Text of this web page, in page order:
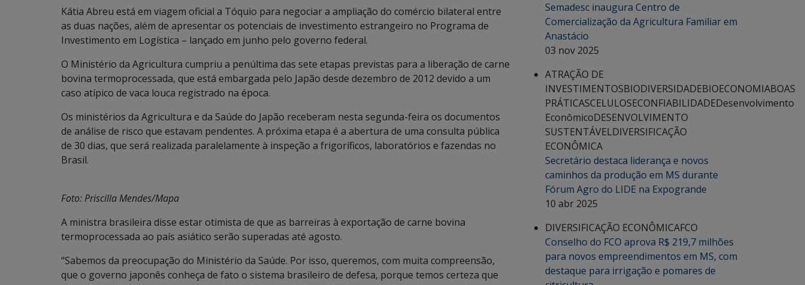
Kátia Abreu está em viagem oficial a Tóquio para negociar a ampliação do comércio bilateral entre
as duas nações, além de apresentar os potenciais de investimento estrangeiro no Programa de
Investimento em Logística – lançado em junho pelo governo federal.
O Ministério da Agricultura cumpriu a penúltima das sete etapas previstas para a liberação de carne
bovina termoprocessada, que está embargada pelo Japão desde dezembro de 2012 devido a um
caso atípico de vaca louca registrado na época.
Os ministérios da Agricultura e da Saúde do Japão receberam nesta segunda-feira os documentos
de análise de risco que estavam pendentes. A próxima etapa é a abertura de uma consulta pública
de 30 dias, que será realizada paralelamente à inspeção a frigoríficos, laboratórios e fazendas no
Brasil.
Foto: Priscilla Mendes/Mapa
A ministra brasileira disse estar otimista de que as barreiras à exportação de carne bovina
termoprocessada ao país asiático serão superadas até agosto.
“Sabemos da preocupação do Ministério da Saúde. Por isso, queremos, com muita compreensão,
que o governo japonês conheça de fato o sistema brasileiro de defesa, porque temos certeza que
Semadesc inaugura Centro de
Comercialização da Agricultura Familiar em
Anastácio
03 nov 2025
ATRAÇÃO DE
INVESTIMENTOSBIODIVERSIDADEBIOECONOMIABOAS
PRÁTICASCELULOSECONFIABILIDADEDesenvolvimento
EconômicoDESENVOLVIMENTO
SUSTENTÁVELDIVERSIFICAÇÃO
ECONÔMICA
Secretário destaca liderança e novos
caminhos da produção em MS durante
Fórum Agro do LIDE na Expogrande
10 abr 2025
DIVERSIFICAÇÃO ECONÔMICAFCO
Conselho do FCO aprova R$ 219,7 milhões
para novos empreendimentos em MS, com
destaque para irrigação e pomares de